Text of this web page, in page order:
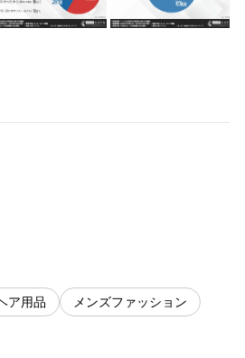
ア用品 メンズファッション